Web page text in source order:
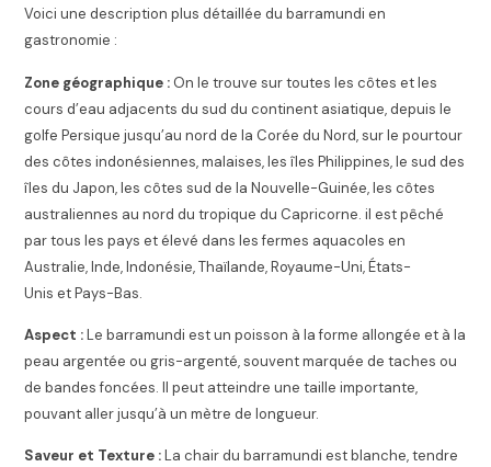
Voici une description plus détaillée du barramundi en
gastronomie :
Zone géographique : On le trouve sur toutes les côtes et les
cours d’eau adjacents du sud du continent asiatique, depuis le
golfe Persique jusqu’au nord de la Corée du Nord, sur le pourtour
des côtes indonésiennes, malaises, les îles Philippines, le sud des
îles du Japon, les côtes sud de la Nouvelle-Guinée, les côtes
australiennes au nord du tropique du Capricorne. il est pêché
par tous les pays et élevé dans les fermes aquacoles en
Australie, Inde, Indonésie, Thaïlande, Royaume-Uni, États-
Unis et Pays-Bas.
Aspect :Le barramundi est un poisson à la forme allongée et à la
peau argentée ou gris-argenté, souvent marquée de taches ou
de bandes foncées. Il peut atteindre une taille importante,
pouvant aller jusqu’à un mètre de longueur.
Saveur et Texture :La chair du barramundi est blanche, tendre